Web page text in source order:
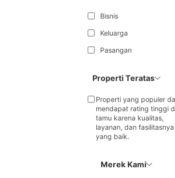
Bisnis
Keluarga
Pasangan
Properti Teratas
Properti yang populer
mendapat rating tinggi
tamu karena kualitas,
layanan, dan fasilitasnya
yang baik.
Merek Kami